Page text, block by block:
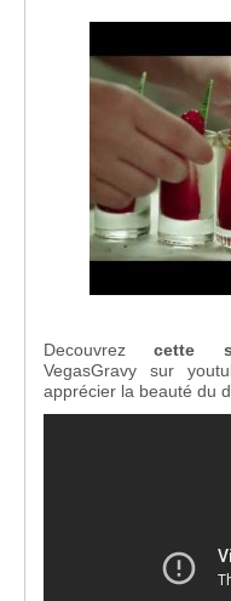
Decouvrezcette
VegasGravy sur
apprécier la beauté du